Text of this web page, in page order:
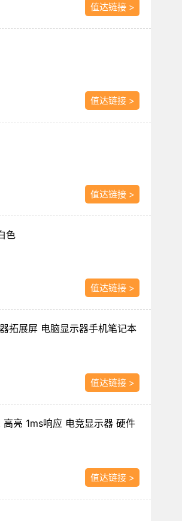
值达链接 >
值达链接 >
值达链接 >
色
值达链接 >
拓展屏 电脑显示器手机笔记本
值达链接 >
亮 1ms响应 电竞显示器 硬件
值达链接 >